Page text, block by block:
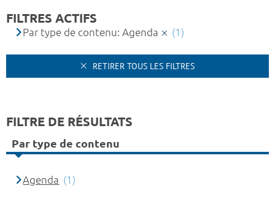
FILTRES ACTIFS
Par type de contenu: Agenda (1)
RETIRER TOUS LES FILTRES
FILTRE DE RÉSULTATS
Par type de contenu
Agenda (1)